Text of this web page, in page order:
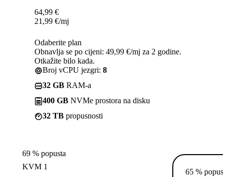
64,99 €
21,99 €/mj
Odaberite plan
Obnavlja se po cijeni: 49,99 €/mj za 2 godine.
Otkažite bilo kada.
Broj vCPU jezgri: 8
32 GB RAM-a
400 GB NVMe prostora na disku
32 TB propusnosti
69 % popusta
KVM 1
65 %